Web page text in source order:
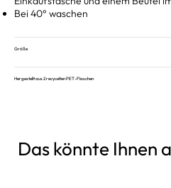
Bei 40° waschen
Größe
Hergestellt aus 2 recycelten PET-Flaschen
Das könnte Ihnen